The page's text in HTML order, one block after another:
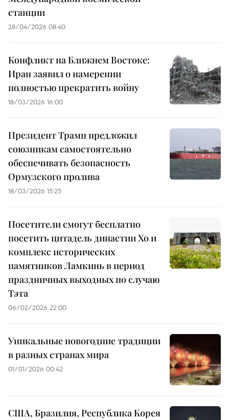
станции
28/04/2026 08:40
Конфликт на Ближнем Востоке:
Иран заявил о намерении
полностью прекратить войну
18/03/2026 16:00
Президент Трамп предложил
союзникам самостоятельно
обеспечивать безопасность
Ормузского пролива
18/03/2026 15:25
Посетители смогут бесплатно
посетить цитадель династии Хо и
комплекс исторических
памятников Ламкинь в период
праздничных выходных по случаю
Тэта
06/02/2026 22:00
Уникальные новогодние традиции
в разных странах мира
01/01/2026 00:42
США, Бразилия, Республика Корея